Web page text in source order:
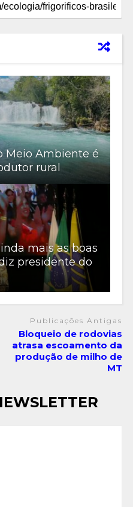
Meio Ambiente é
rural
mais as boas
presidente do
Publicações Antigas
Bloqueio de rodovias
atrasa escoamento da
produção de milho de
MT